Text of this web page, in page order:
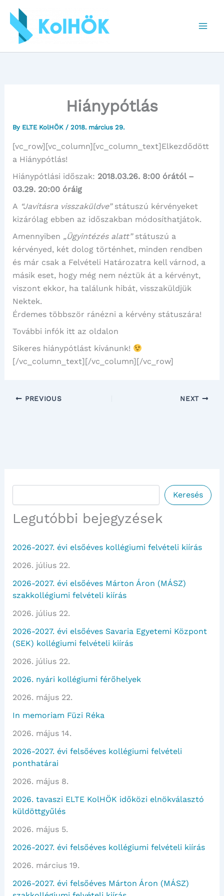
content
Hiánypótlás
By ELTE KolHÖK / 2018. március 29.
[vc_row][vc_column][vc_column_text]Elkezdődött
a Hiánypótlás!
Hiánypótlási időszak: 2018.03.26. 8:00 órától –
03.29. 20:00 óráig
A “Javításra visszaküldve”státuszú kérvényeket
kizárólag ebben az időszakban módosíthatjátok.
Amennyiben „Ügyintézés alatt”státuszú a
kérvényed, két dolog történhet, minden rendben
és már csak a Felvételi Határozatra kell várnod, a
másik eset, hogy még nem néztük át a kérvényt,
viszont ekkor, ha találunk hibát, visszaküldjük
Nektek.
Érdemes többször ránézni a kérvény státuszára!
További infók itt az oldalon
Sikeres hiánypótlást kívánunk!
[/vc_column_text][/vc_column][/vc_row]
PREVIOUS NEXT
Keresés
Legutóbbi bejegyzések
2026-2027. évi elsőéves kollégiumi felvételi kiírás
2026. július 22.
2026-2027. évi elsőéves Márton Áron (MÁSZ)
szakkollégiumi felvételi kiírás
2026. július 22.
2026-2027. évi elsőéves Savaria Egyetemi Központ
(SEK) kollégiumi felvételi kiírás
2026. július 22.
2026. nyári kollégiumi férőhelyek
2026. május 22.
In memoriam Füzi Réka
2026. május 14.
2026-2027. évi felsőéves kollégiumi felvételi
ponthatárai
2026. május 8.
2026. tavaszi ELTE KolHÖK időközi elnökválasztó
küldöttgyűlés
2026. május 5.
2026-2027. évi felsőéves kollégiumi felvételi kiírás
2026. március 19.
2026-2027. évi felsőéves Márton Áron (MÁSZ)